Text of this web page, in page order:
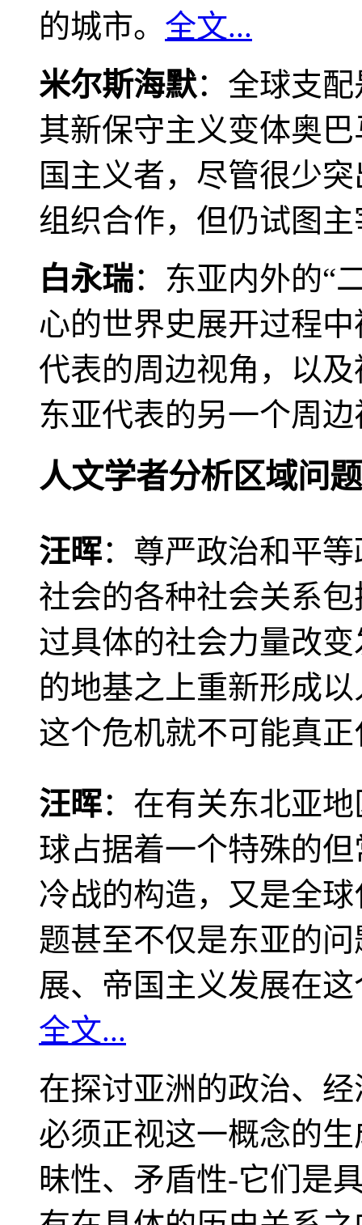
的城市。 全文...
米尔斯海默：全球支
其新保守主义变体奥
国主义者，尽管很少
组织合作，但仍试图
白永瑞：东亚内外的“
心的世界史展开过程
代表的周边视角，以
东亚代表的另一个周
人文学者分析区域问题
汪晖：尊严政治和平
社会的各种社会关系
过具体的社会力量改
的地基之上重新形成
这个危机就不可能真
汪晖：在有关东北亚
球占据着一个特殊的
冷战的构造，又是全
题甚至不仅是东亚的
展、帝国主义发展在
全文...
在探讨亚洲的政治、
必须正视这一概念的
昧性、矛盾性-它们是